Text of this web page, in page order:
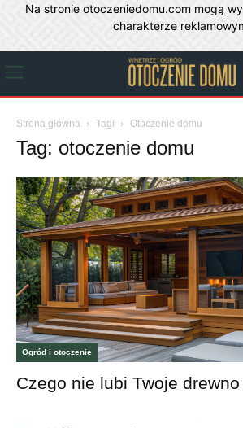
Na stronie otoczeniedomu.com mogą
charakterze
Strona główna Tagi Otoczenie domu
Tag: otoczenie domu
Ogród i otoczenie
Czego nie lubi Twoje